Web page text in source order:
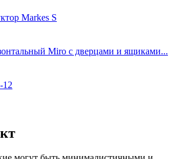
Markes S
Miro с дверцами и ящиками...
12